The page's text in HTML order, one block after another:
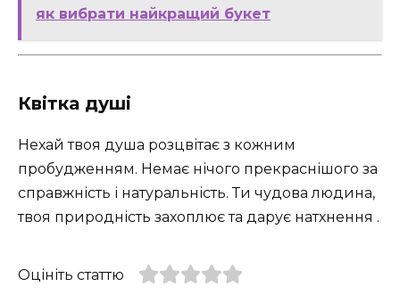
як вибрати найкращий букет
Квітка душі
Нехай твоя душа розцвітає з кожним
пробудженням. Немає нічого прекраснішого за
справжність і натуральність. Ти чудова людина,
твоя природність захоплює та дарує натхнення .
Оцініть статтю